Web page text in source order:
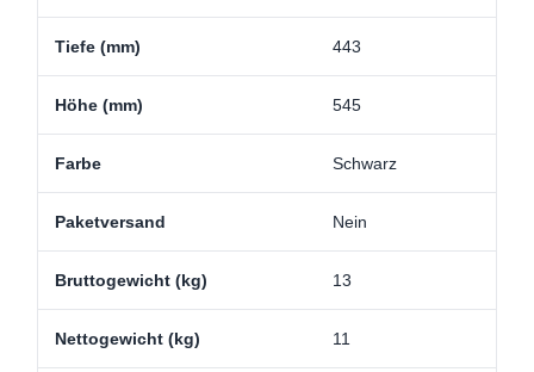
Tiefe (mm) 443
Höhe (mm) 545
Farbe Schwarz
Paketversand Nein
Bruttogewicht (kg) 13
Nettogewicht (kg) 11